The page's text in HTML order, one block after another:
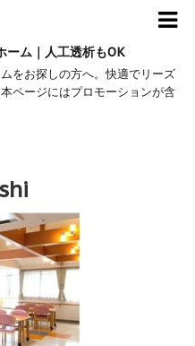
ーム｜人工透析もOK
をお探しの方へ。快適でリーズ
ページにはプロモーションが含